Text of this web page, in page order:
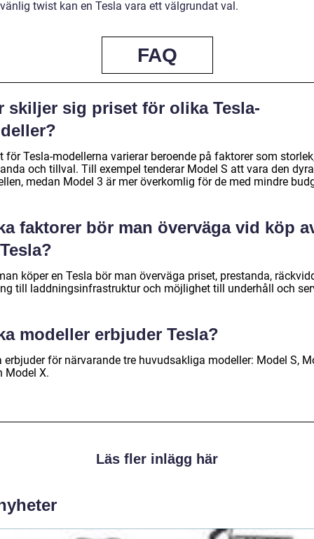
twist kan en Tesla vara ett välgrundat val.
FAQ
skiljer sig priset för olika Tesla-
för Tesla-modellerna varierar beroende på faktorer som
och tillval. Till exempel tenderar Model S att vara den
medan Model 3 är mer överkomlig för de med mindre
faktorer bör man överväga vid köp
köper en Tesla bör man överväga priset, prestanda,
till laddningsinfrastruktur och möjlighet till underhåll och
modeller erbjuder Tesla?
erbjuder för närvarande tre huvudsakliga modeller: Model S,
Model X.
Läs fler inlägg här